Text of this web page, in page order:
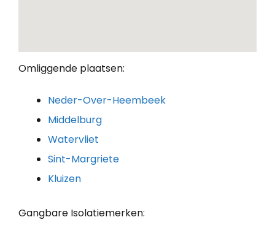
Omliggende plaatsen:
Neder-Over-Heembeek
Middelburg
Watervliet
Sint-Margriete
Kluizen
Gangbare Isolatiemerken: